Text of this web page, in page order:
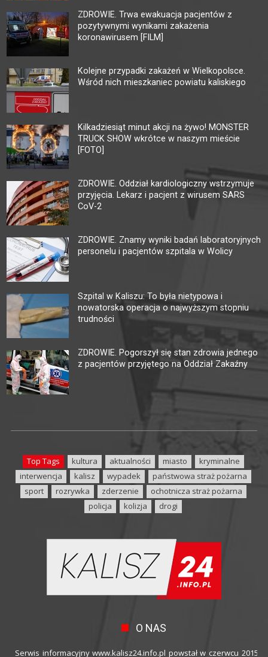
ZDROWIE. Trwa ewakuacja pacjentów z
pozytywnymi wynikami zakażenia
koronawirusem [FILM]
Kolejne przypadki zakażeń w Wielkopolsce.
Wśród nich mieszkaniec powiatu kaliskiego
Kilkadziesiąt minut akcji na żywo! MONSTER
TRUCK SHOW wkrótce w naszym mieście
[FOTO]
ZDROWIE. Oddział kardiologiczny wstrzymuje
przyjęcia. Lekarz i pacjent z wirusem SARS
CoV-2
ZDROWIE. Znamy wyniki badań laboratoryjnych
personelu i pacjentów szpitala w Wolicy
Szpital w Kaliszu: To była nietypowa i
nowatorska operacja o najwyższym stopniu
trudności
ZDROWIE. Pogorszył się stan zdrowia jednego
z pacjentów przyjętego na Oddział Zakaźny
Top Tags kultura aktualności miasto
kryminalne
interwencja
kalisz wypadek
państwowa straż pożarna
sport
rozrywka zderzenie
ochotnicza straż pożarna
policja
kolizja drogi
O NAS
Serwis informacyjny www.kalisz24.info.pl powstał w czerwcu 2015